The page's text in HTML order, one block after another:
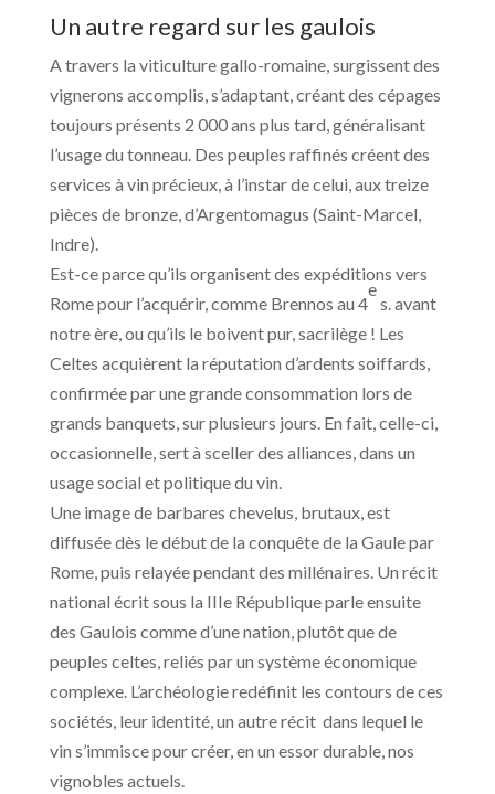
Un autre regard sur les gaulois
A travers la viticulture gallo-romaine, surgissent des
vignerons accomplis, s’adaptant, créant des cépages
toujours présents 2 000 ans plus tard, généralisant
l’usage du tonneau. Des peuples raffinés créent des
services à vin précieux, à l’instar de celui, aux treize
pièces de bronze, d’Argentomagus (Saint-Marcel,
Indre).
Est-ce parce qu’ils organisent des expéditions vers
Rome pour l’acquérir, comme Brennos au 4
e
s. avant
notre ère, ou qu’ils le boivent pur, sacrilège ! Les
Celtes acquièrent la réputation d’ardents soiffards,
confirmée par une grande consommation lors de
grands banquets, sur plusieurs jours. En fait, celle-ci,
occasionnelle, sert à sceller des alliances, dans un
usage social et politique du vin.
Une image de barbares chevelus, brutaux, est
diffusée dès le début de la conquête de la Gaule par
Rome, puis relayée pendant des millénaires. Un récit
national écrit sous la IIIe République parle ensuite
des Gaulois comme d’une nation, plutôt que de
peuples celtes, reliés par un système économique
complexe. L’archéologie redéfinit les contours de ces
sociétés, leur identité, un autre récit dans lequel le
vin s’immisce pour créer, en un essor durable, nos
vignobles actuels.